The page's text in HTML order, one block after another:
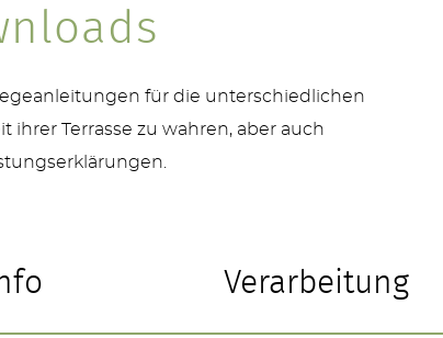
für die unterschiedlichen
Terrasse zu wahren, aber auch
Verarbeitung